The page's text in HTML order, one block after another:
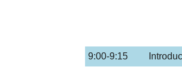
9:00-9:15